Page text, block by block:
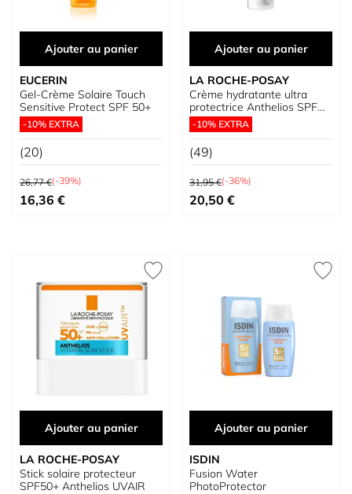
Ajouter au panier
EUCERIN
Gel-Crème Solaire Touch
Sensitive Protect SPF 50+
-10% EXTRA
(20)
Prix normal
26,77 €(-39%)
Prix spécial
16,36 €
Ajouter au panier
LA ROCHE-POSAY
Crème hydratante ultra
protectrice Anthelios SPF
50+
-10% EXTRA
(49)
Prix normal
31,95 €(-36%)
Prix spécial
20,50 €
Ajouter au panier
LA ROCHE-POSAY
Stick solaire protecteur
SPF50+ Anthelios UVAIR
Ajouter au panier
ISDIN
Fusion Water
PhotoProtector